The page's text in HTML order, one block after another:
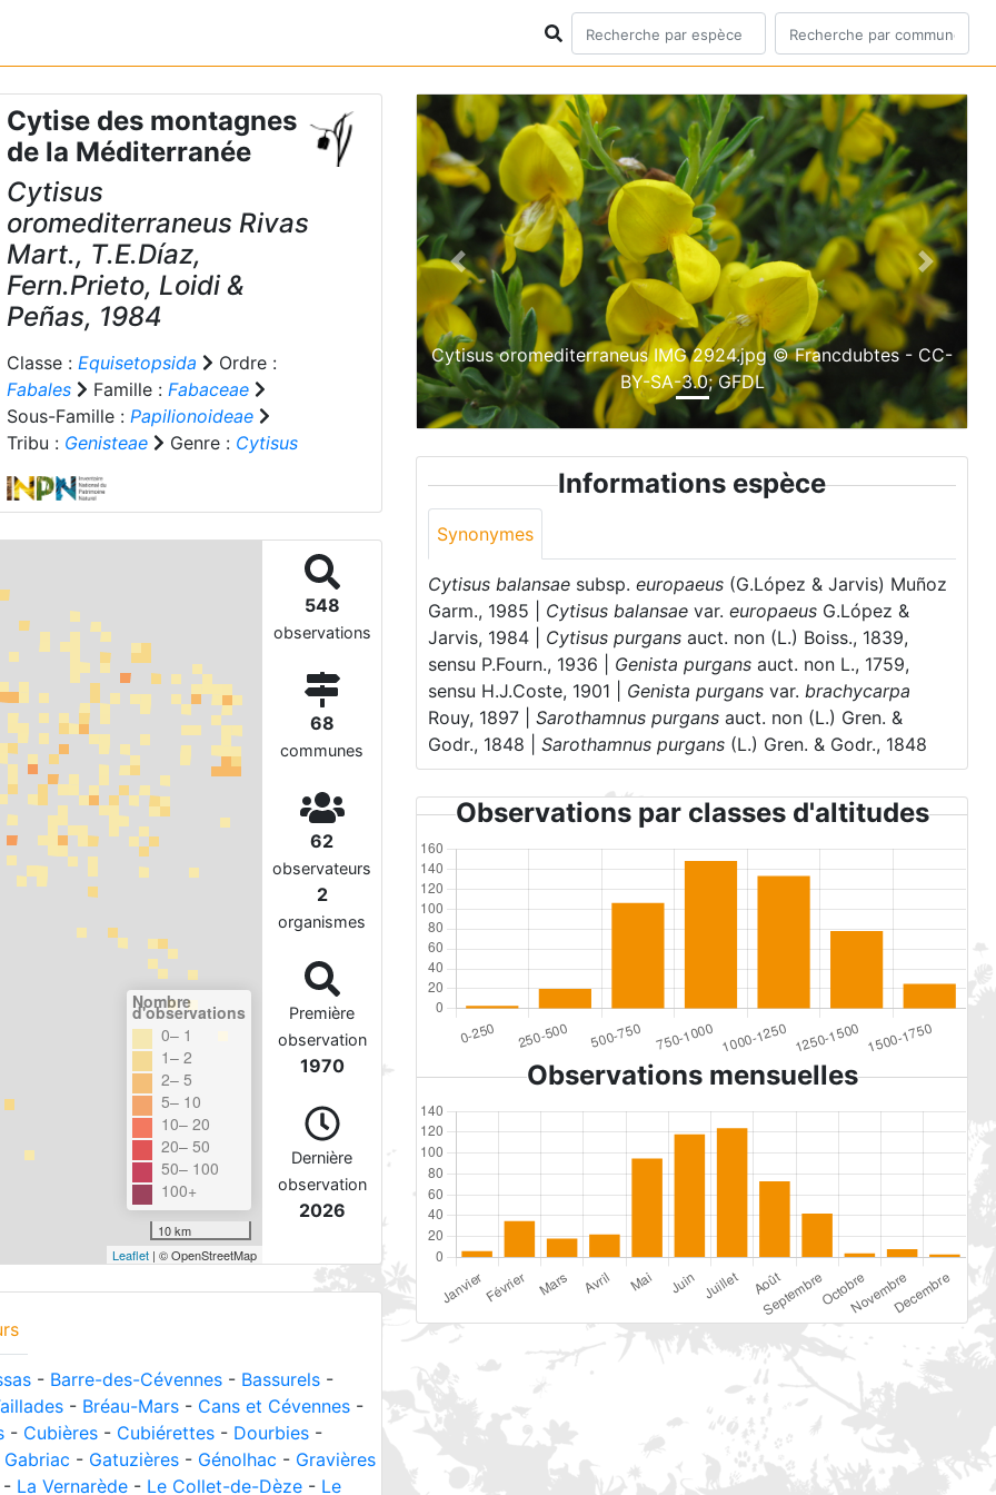
Cytise des montagnes
de la Méditerranée
Cytisus
oromediterraneus Rivas
Mart., T.E.Díaz,
Fern.Prieto, Loidi &
Peñas, 1984
Classe : Equisetopsida
Ordre :
Fabales
Famille : Fabaceae
Sous-Famille : Papilionoideae
Tribu : Genisteae Genre : Cytisus
Nombre
d'observations
0– 1
1– 2
2– 5
5– 10
10– 20
20– 50
50– 100
100+
10 km
Leaflet| © OpenStreetMap
548
observations
68
communes
62
observateurs
2
organismes
Première
observation
1970
Dernière
observation
2026
- Barre-des-Cévennes - Bassurels -
- Bréau-Mars - Cans et Cévennes -
- Cubières - Cubiérettes - Dourbies -
Gabriac - Gatuzières - Génolhac - Gravières
La Vernarède - Le Collet-de-Dèze - Le
Cytisus oromediterraneus IMG 2924.jpg © Francdubtes - CC-
BY-SA-3.0; GFDL
Previous Next
Informations espèce
Synonymes
Cytisus balansae subsp. europaeus (G.López & Jarvis) Muñoz
Garm., 1985 | Cytisus balansaevar. europaeus G.López &
Jarvis, 1984 | Cytisus purgans auct. non (L.) Boiss., 1839,
sensu P.Fourn., 1936 | Genista purgans auct. non L., 1759,
sensu H.J.Coste, 1901 | Genista purgansvar. brachycarpa
Rouy, 1897 |Sarothamnus purgans auct. non (L.) Gren. &
Godr., 1848 |Sarothamnus purgans (L.) Gren. & Godr., 1848
Observations par classes d'altitudes
Observations mensuelles